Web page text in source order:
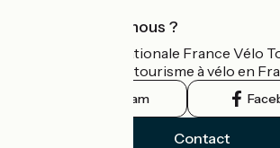
Qui sommes-nous ?
L'association nationale France Vélo
guide officiel du tourisme à vélo en
Instagram
Contact